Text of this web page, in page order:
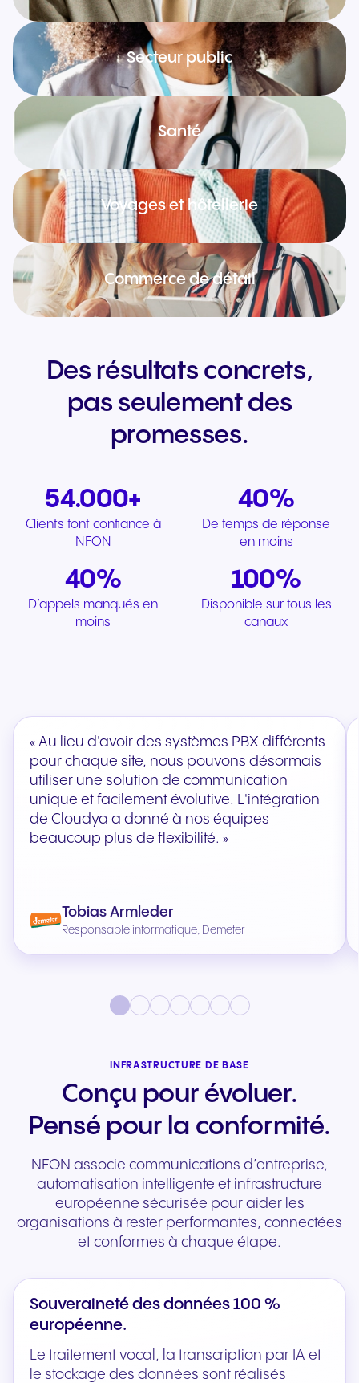
Secteur public
Santé
Voyages et hôtellerie
Commerce de détail
Des résultats concrets,
pas seulement des
promesses.
54.000+
Clients font confiance à
NFON
40%
De temps de réponse
en moins
40%
D’appels manqués en
moins
100%
Disponible sur tous les
canaux
« Au lieu d'avoir des systèmes PBX différents
pour chaque site, nous pouvons désormais
utiliser une solution de communication
unique et facilement évolutive. L'intégration
de Cloudya a donné à nos équipes
beaucoup plus de flexibilité. »
Tobias Armleder
Responsable informatique, Demeter
INFRASTRUCTURE DE BASE
Conçu pour évoluer.
Pensé pour la conformité.
NFON associe communications d’entreprise,
automatisation intelligente et infrastructure
européenne sécurisée pour aider les
organisations à rester performantes, connectées
et conformes à chaque étape.
Souveraineté des données 100 %
européenne.
Le traitement vocal, la transcription par IA et
le stockage des données sont réalisés